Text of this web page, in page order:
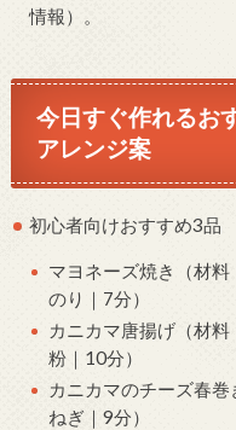
情報）。
今日すぐ作れるお
アレンジ案
初心者向けおすすめ3品
マヨネーズ焼き（材
のり｜7分）
カニカマ唐揚げ（材
粉｜10分）
カニカマのチーズ春
ねぎ｜9分）